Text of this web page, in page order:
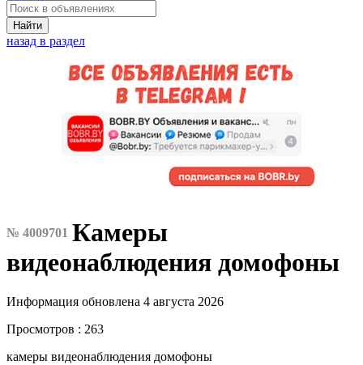
Найти
назад в раздел
№ 4009701 Камеры
видеонаблюдения домофоны
Информация обновлена 4 августа 2026
Просмотров : 263
камеры видеонаблюдения домофоны